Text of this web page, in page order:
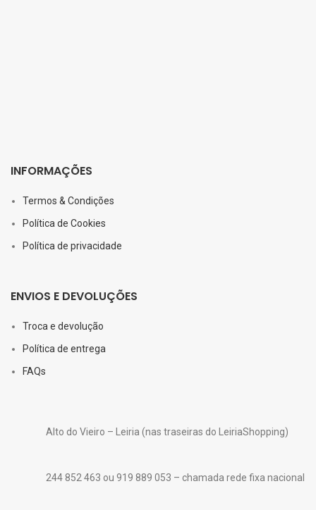
INFORMAÇÕES
Termos & Condições
Política de Cookies
Política de privacidade
ENVIOS E DEVOLUÇÕES
Troca e devolução
Política de entrega
FAQs
Alto do Vieiro – Leiria (nas traseiras do LeiriaShopping)
244 852 463 ou 919 889 053 – chamada rede fixa nacional